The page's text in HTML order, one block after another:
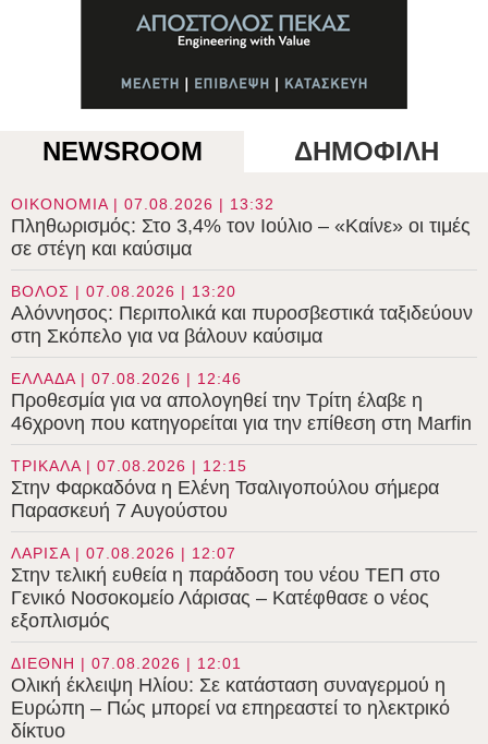
NEWSROOM ΔΗΜΟΦΙΛΗ
ΟΙΚΟΝΟΜΙΑ | 07.08.2026 | 13:32
Πληθωρισμός: Στο 3,4% τον Ιούλιο – «Καίνε» οι τιμές
σε στέγη και καύσιμα
ΒΟΛΟΣ | 07.08.2026 | 13:20
Αλόννησος: Περιπολικά και πυροσβεστικά ταξιδεύουν
στη Σκόπελο για να βάλουν καύσιμα
ΕΛΛΑΔΑ | 07.08.2026 | 12:46
Προθεσμία για να απολογηθεί την Τρίτη έλαβε η
46χρονη που κατηγορείται για την επίθεση στη Marfin
ΤΡΙΚΑΛΑ | 07.08.2026 | 12:15
Στην Φαρκαδόνα η Ελένη Τσαλιγοπούλου σήμερα
Παρασκευή 7 Αυγούστου
ΛΑΡΙΣΑ | 07.08.2026 | 12:07
Στην τελική ευθεία η παράδοση του νέου ΤΕΠ στο
Γενικό Νοσοκομείο Λάρισας – Κατέφθασε ο νέος
εξοπλισμός
ΔΙΕΘΝΗ | 07.08.2026 | 12:01
Ολική έκλειψη Ηλίου: Σε κατάσταση συναγερμού η
Ευρώπη – Πώς μπορεί να επηρεαστεί το ηλεκτρικό
δίκτυο